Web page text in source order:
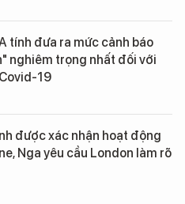
tính đưa ra mức cảnh báo
nghiêm trọng nhất đối với
19
được xác nhận hoạt động
Nga yêu cầu London làm rõ